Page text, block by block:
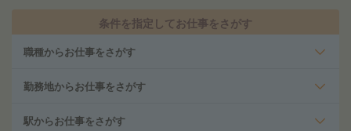
条件を指定してお仕事をさがす
職種からお仕事をさがす
勤務地からお仕事をさがす
駅からお仕事をさがす